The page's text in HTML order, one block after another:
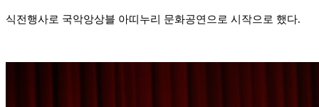
식전행사로 국악앙상블 아띠누리 문화공연으로 시작으로 했다.